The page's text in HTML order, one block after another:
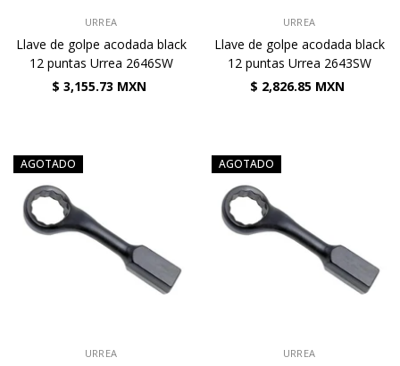
URREA
Llave de golpe acodada black
12 puntas Urrea 2646SW
$ 3,155.73 MXN
URREA
Llave de golpe acodada black
12 puntas Urrea 2643SW
$ 2,826.85 MXN
AGOTADO
URREA
AGOTADO
URREA